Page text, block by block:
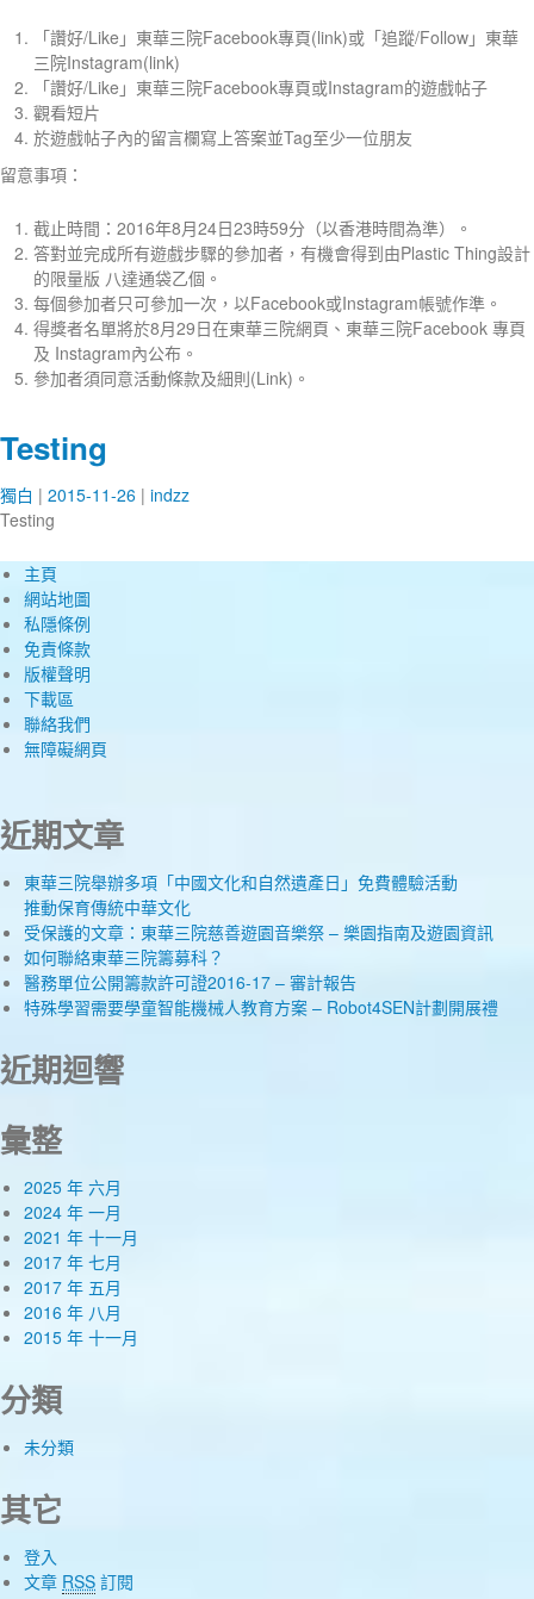
「讚好/Like」東華三院Facebook專頁(link)或「追蹤/Follow」東華
三院Instagram(link)
「讚好/Like」東華三院Facebook專頁或Instagram的遊戲帖子
觀看短片
於遊戲帖子內的留言欄寫上答案並Tag至少一位朋友
留意事項：
截止時間：2016年8月24日23時59分（以香港時間為準）。
答對並完成所有遊戲步驟的參加者，有機會得到由Plastic Thing設計
的限量版 八達通袋乙個。
每個參加者只可參加一次，以Facebook或Instagram帳號作準。
得獎者名單將於8月29日在東華三院網頁、東華三院Facebook 專頁
及 Instagram內公布。
參加者須同意活動條款及細則(Link)。
Testing
獨白 2015-11-26
indzz
Testing
主頁
網站地圖
私隱條例
免責條款
版權聲明
下載區
聯絡我們
無障礙網頁
近期文章
東華三院舉辦多項「中國文化和自然遺產日」免費體驗活動
推動保育傳統中華文化
受保護的文章：東華三院慈善遊園音樂祭 – 樂園指南及遊園資訊
如何聯絡東華三院籌募科？
醫務單位公開籌款許可證2016-17 – 審計報告
特殊學習需要學童智能機械人教育方案 – Robot4SEN計劃開展禮
近期迴響
彙整
2025 年 六月
2024 年 一月
2021 年 十一月
2017 年 七月
2017 年 五月
2016 年 八月
2015 年 十一月
分類
未分類
其它
登入
文章 RSS 訂閱